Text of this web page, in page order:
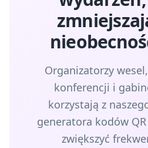
Organizatorzy
konferencji i
korzystają z
generatora kodów
zwiększyć